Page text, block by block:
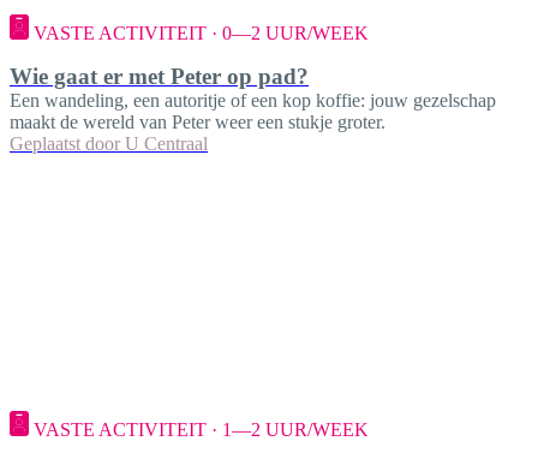
VASTE ACTIVITEIT · 0—2 UUR/WEEK
Wie gaat er met Peter op pad?
Een wandeling, een autoritje of een kop koffie: jouw gezelschap
maakt de wereld van Peter weer een stukje groter.
Geplaatst door U Centraal
VASTE ACTIVITEIT · 1—2 UUR/WEEK